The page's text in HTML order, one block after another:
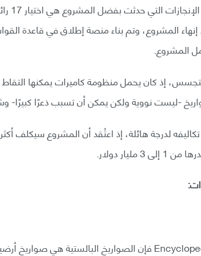
بين
إنهاء المشروع، وتم بناء منصة إطلاق في قاعدة
المشروع.
إذ كان يحمل منظومة كاميرات يمكنها
-ليست نووية ولكن يمكن أن تسبب ذعرًا كبيرًا-
دولار.